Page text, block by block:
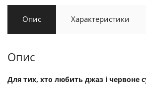
Опис Характеристики
Опис
Для тих, хто любить джаз і червоне